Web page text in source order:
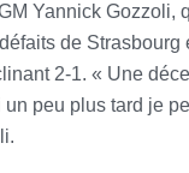
Yannick Gozzoli,
de Strasbourg
2-1. « Une
peu plus tard je